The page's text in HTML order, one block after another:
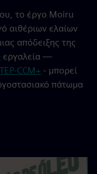
το έργο Moiru
αιθέριων ελαίων
απόδειξης της
εργαλεία —
CCM+ - μπορεί
πάτωμα